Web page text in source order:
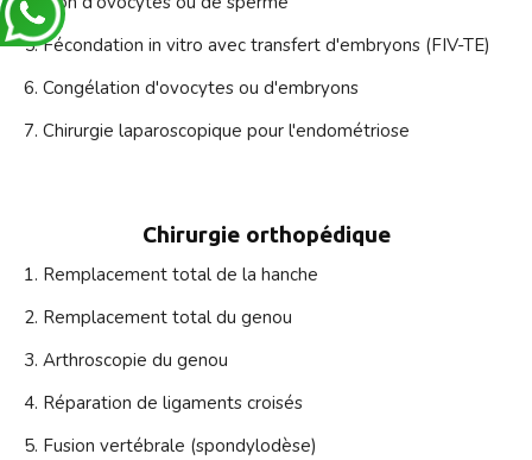
Fécondation in vitro avec transfert d'embryons (FIV-TE)
Congélation d'ovocytes ou d'embryons
Chirurgie laparoscopique pour l'endométriose
Chirurgie orthopédique
Remplacement total de la hanche
Remplacement total du genou
Arthroscopie du genou
Réparation de ligaments croisés
Fusion vertébrale (spondylodèse)